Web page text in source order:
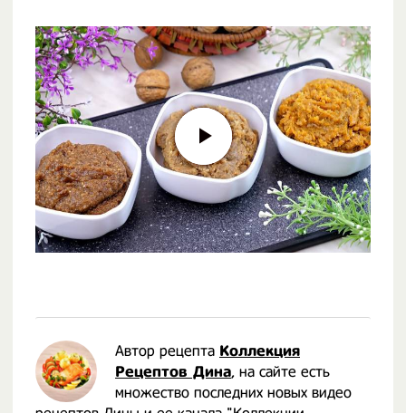
Автор рецепта Коллекция
Рецептов Дина, на сайте есть
множество последних новых видео